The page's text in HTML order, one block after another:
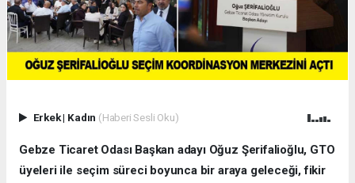
Erkek| Kadın (Haberi Sesli Oku)
Gebze Ticaret Odası Başkan adayı Oğuz Şerifalioğlu, GTO
üyeleri ile seçim süreci boyunca bir araya geleceği, fikir